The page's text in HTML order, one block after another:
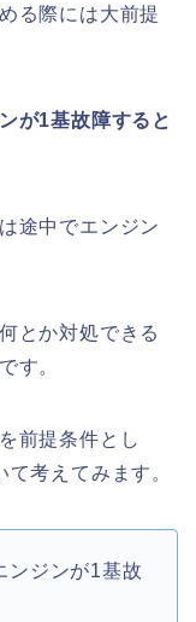
る際には大前提
が1基故障すると
途中でエンジン
とか対処できる
す。
前提条件とし
て考えてみます。
ジンが1基故